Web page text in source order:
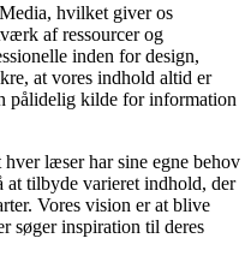
hvilket giver os
af ressourcer og
inden for design,
at vores indhold altid er
pålidelig kilde for information
læser har sine egne behov
tilbyde varieret indhold, der
Vores vision er at blive
søger inspiration til deres